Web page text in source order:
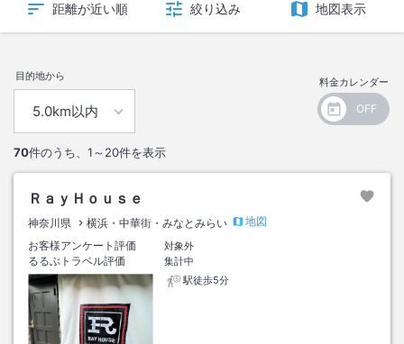
距離が近い順 絞り込み 地図表示
目的地から 料金カレンダー
70件のうち、 1～20件を表示
ＲａｙＨｏｕｓｅ
神奈川県 横浜・中華街・みなとみらい
地図
お客様アンケート評価
対象外
るるぶトラベル評価
集計中
駅徒歩5分